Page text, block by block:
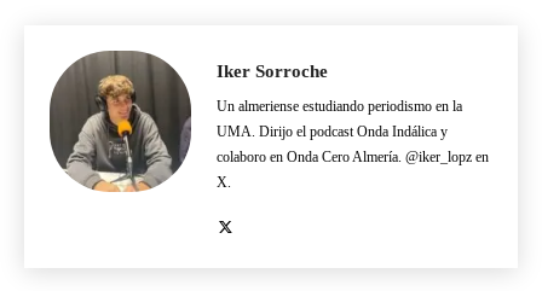
Iker Sorroche
Un almeriense estudiando periodismo en la
UMA. Dirijo el podcast Onda Indálica y
colaboro en Onda Cero Almería. @iker_lopz en
X.